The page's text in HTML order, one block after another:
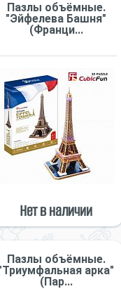
Пазлы объёмные.
"Эйфелева Башня"
(Франци...
Нет в наличии
Пазлы объёмные.
арка"
(Пар...